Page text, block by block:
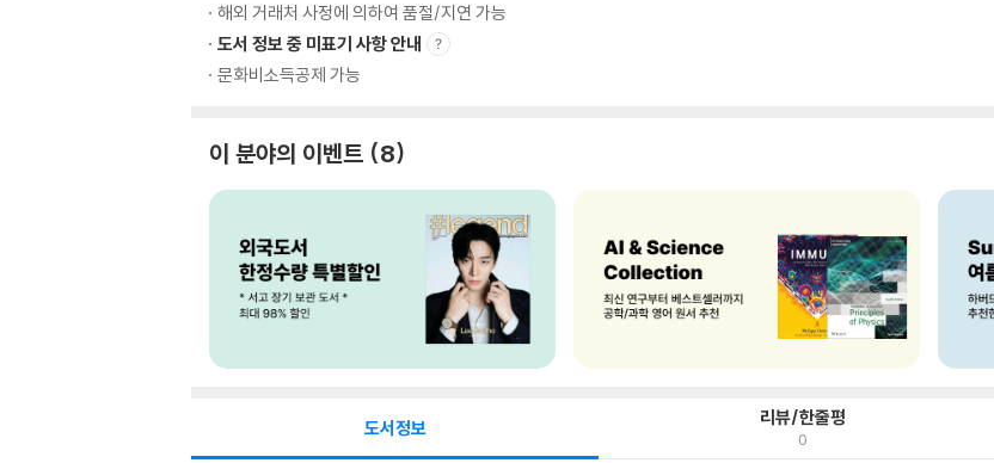
해외 거래처 사정에 의하여 품절/지연 가능
도서 정보 중 미표기 사항 안내
문화비소득공제 가능
이 분야의 이벤트 8
도서정보 리뷰/한줄평
0